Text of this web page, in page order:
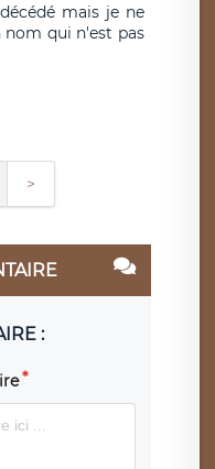
mais je ne
qui n'est pas
>
: